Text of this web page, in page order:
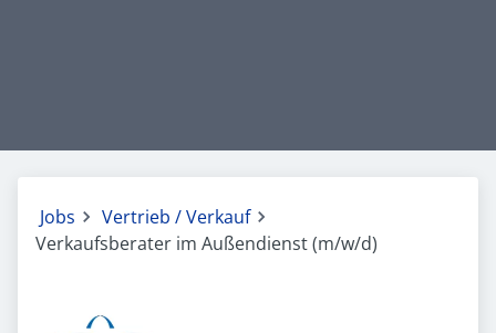
Jobs
Vertrieb / Verkauf
Verkaufsberater im Außendienst (m/w/d)